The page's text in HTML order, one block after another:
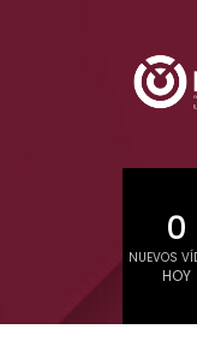
0
NUEVOS
HOY